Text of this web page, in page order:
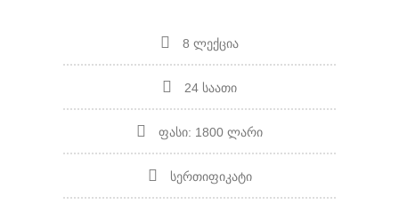
8 ლექცია
24 საათი
ფასი: 1800 ლარი
სერთიფიკატი